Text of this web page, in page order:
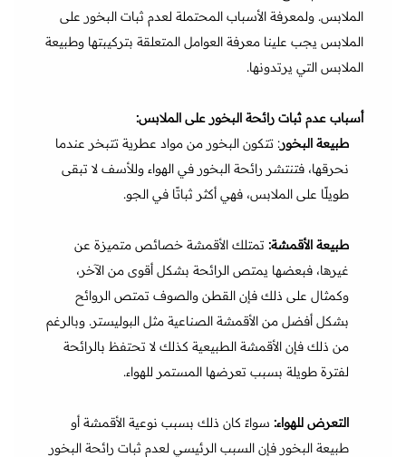
الملابس. ولمعرفة الأسباب المحتملة لعدم ثبات البخور على
الملابس يجب علينا معرفة العوامل المتعلقة بتركيبتها وطبيعة
الملابس التي يرتدونها.
أسباب عدم ثبات رائحة البخور على الملابس:
طبيعة البخور: تتكون البخور من مواد عطرية تتبخر عندما
نحرقها، فتنتشر رائحة البخور في الهواء وللأسف لا تبقى
طويلًا على الملابس، فهي أكثر ثباتًا في الجو.
طبيعة الأقمشة: تمتلك الأقمشة خصائص متميزة عن
غيرها، فبعضها يمتص الرائحة بشكل أقوى من الآخر،
وكمثال على ذلك فإن القطن والصوف تمتص الروائح
بشكل أفضل من الأقمشة الصناعية مثل البوليستر. وبالرغم
من ذلك فإن الأقمشة الطبيعية كذلك لا تحتفظ بالرائحة
لفترة طويلة بسبب تعرضها المستمر للهواء.
التعرض للهواء: سواءً كان ذلك بسبب نوعية الأقمشة أو
طبيعة البخور فإن السبب الرئيسي لعدم ثبات رائحة البخور